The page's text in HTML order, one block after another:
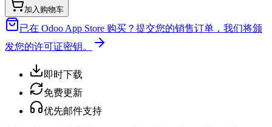
加入购物车
已在 Odoo App Store 购买？ 提交您的销售订单，我们将颁
发您的许可证密钥。
即时下载
免费更新
优先邮件支持